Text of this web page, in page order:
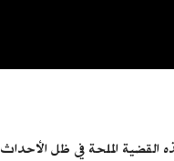
الملحة في ظل